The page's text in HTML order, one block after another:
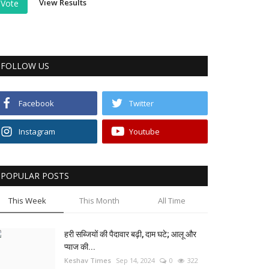
Vote View Results
FOLLOW US
Facebook Twitter
Instagram Youtube
POPULAR POSTS
This Week This Month All Time
हरी सब्जियों की पैदावार बढ़ी, दाम घटे; आलू और
प्याज की...
Keshav Times Sep 14, 2024 0 322